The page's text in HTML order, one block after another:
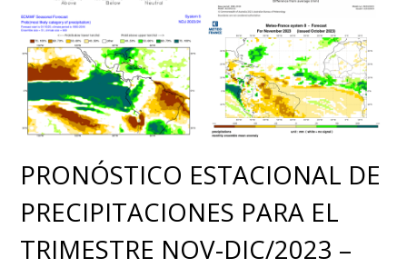
PRONÓSTICO ESTACIONAL DE
PRECIPITACIONES PARA EL
TRIMESTRE NOV-DIC/2023 –